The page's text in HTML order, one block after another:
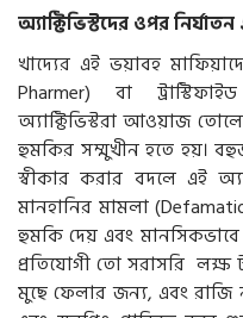
অ্যাক্টিভিস্টদের ওপর
খাদ্যের এই ভয়াবহ
Pharmer) বা
অ্যাক্টিভিস্টরা আওয়াজ
হুমকির সম্মুখীন হতে হয়।
স্বীকার করার বদলে এই
মানহানির মামলা
হুমকি দেয় এবং
প্রতিযোগী তো সরাসরি
মুছে ফেলার জন্য, এবং রাজি